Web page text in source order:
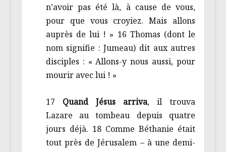
n’avoir pas été là, à cause de vous,
pour que vous croyiez. Mais allons
auprès de lui ! » 16 Thomas (dont le
nom signifie : Jumeau) dit aux autres
disciples : « Allons-y nous aussi, pour
mourir avec lui ! »
17 Quand Jésus arriva, il trouva
Lazare au tombeau depuis quatre
jours déjà. 18 Comme Béthanie était
tout près de Jérusalem – à une demi-